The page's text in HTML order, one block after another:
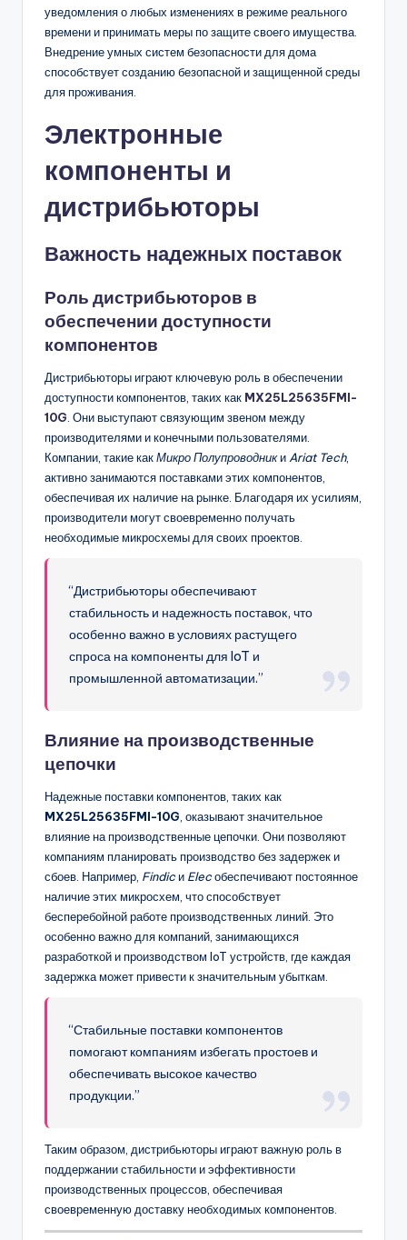
уведомления о любых изменениях в режиме реального
времени и принимать меры по защите своего имущества.
Внедрение умных систем безопасности для дома
способствует созданию безопасной и защищенной среды
для проживания.
Электронные
компоненты и
дистрибьюторы
Важность надежных поставок
Роль дистрибьюторов в
обеспечении доступности
компонентов
Дистрибьюторы играют ключевую роль в обеспечении
доступности компонентов, таких как MX25L25635FMI-
10G . Они выступают связующим звеном между
производителями и конечными пользователями.
Компании, такие какМикро Полупроводники Ariat Tech,
активно занимаются поставками этих компонентов,
обеспечивая их наличие на рынке. Благодаря их усилиям,
производители могут своевременно получать
необходимые микросхемы для своих проектов.
“Дистрибьюторы обеспечивают
стабильность и надежность поставок, что
особенно важно в условиях растущего
спроса на компоненты для IoT и
промышленной автоматизации.”
Влияние на производственные
цепочки
Надежные поставки компонентов, таких как
MX25L25635FMI-10G , оказывают значительное
влияние на производственные цепочки. Они позволяют
компаниям планировать производство без задержек и
сбоев. Например, Findicи Elecобеспечивают постоянное
наличие этих микросхем, что способствует
бесперебойной работе производственных линий. Это
особенно важно для компаний, занимающихся
разработкой и производством IoT устройств, где каждая
задержка может привести к значительным убыткам.
“Стабильные поставки компонентов
помогают компаниям избегать простоев и
обеспечивать высокое качество
продукции.”
Таким образом, дистрибьюторы играют важную роль в
поддержании стабильности и эффективности
производственных процессов, обеспечивая
своевременную доставку необходимых компонентов.